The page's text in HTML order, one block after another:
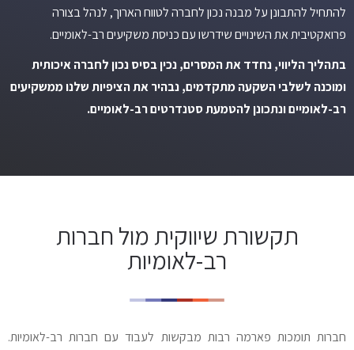
להתחיל להתבונן על מבנה נכון לחברה לטווח הארוך, לנהל בצורה
פרואקטיבית את השינויים שידרשו עם כניסת משקיעים רב-לאומיים.
בתהליך הליווי, נחדד את המסרים, נכין בסיס נכון לחברה איכותית
ומוכנה לשלבי השקעה מתקדמים, נבהיר את הציפיות שלנו ממשקיעים
רב-לאומיים ונתכונן להטמעת סטנדרטים רב-לאומיים.
תקשורת שיווקית מול חברות
רב-לאומיות
חברות תומכות פארמה רבות מבקשות לעבוד עם חברות רב-לאומיות.